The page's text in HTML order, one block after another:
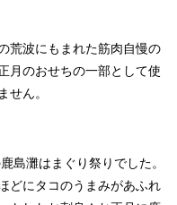
荒波にもまれた筋肉自慢の
月のおせちの一部として使
せん。
島灘はまぐり祭りでした。
どにタコのうまみがあふれ